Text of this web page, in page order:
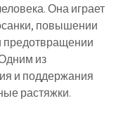
Она играет
повышении
предотвращении
из
и поддержания
растяжки.